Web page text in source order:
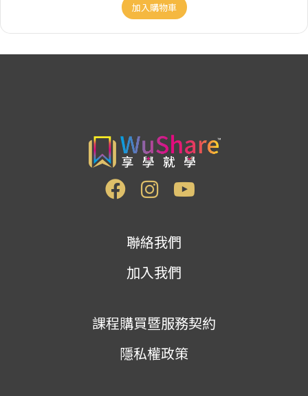
加入購物車
聯絡我們
加入我們
課程購買暨服務契約
隱私權政策